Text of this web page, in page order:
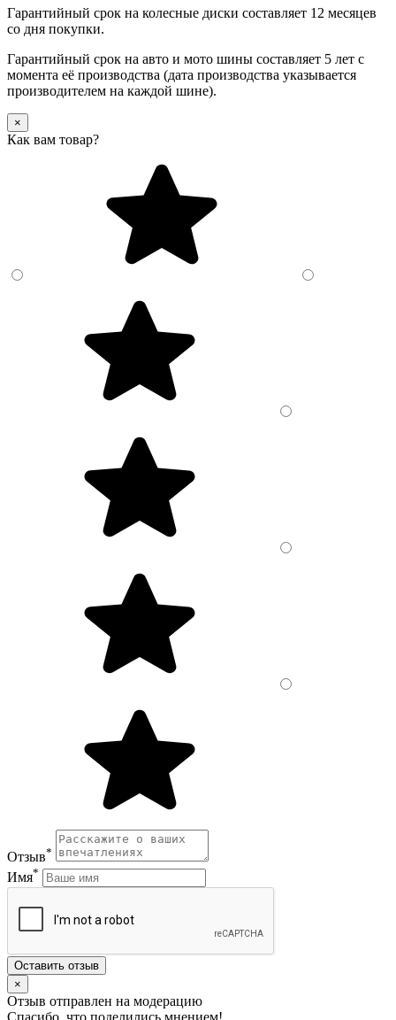
Гарантийный срок на колесные диски составляет 12 месяцев
со дня покупки.
Гарантийный срок на авто и мото шины составляет 5 лет с
момента её производства (дата производства указывается
производителем на каждой шине).
×
Как вам товар?
Отзыв*
Имя*
Оставить отзыв
×
Отзыв отправлен на модерацию
Спасибо, что поделились мнением!